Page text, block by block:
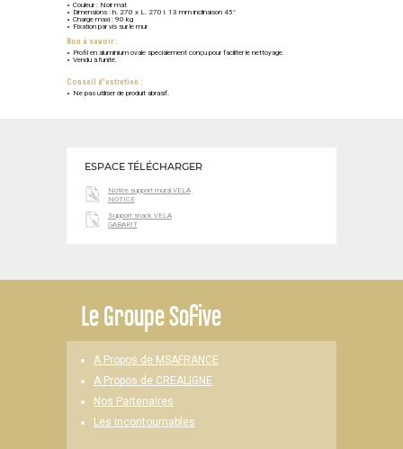
Couleur : Noir mat
Dimensions : h. 270 x L. 270 l. 13 mm inclinaison 45°
Charge maxi : 90 kg
Fixation par vis sur le mur
Bon à savoir :
Profil en aluminium ovale spécialement conçu pour faciliter le nettoyage.
Vendu à l'unité.
Conseil d'entretien :
Ne pas utiliser de produit abrasif.
ESPACE TÉLÉCHARGER
Notice support mural VELA
NOTICE
Support snack VELA
GABARIT
LeGroupe Sofive
A Propos de MSAFRANCE
A Propos de CREALIGNE
Nos Partenaires
Les Incontournables